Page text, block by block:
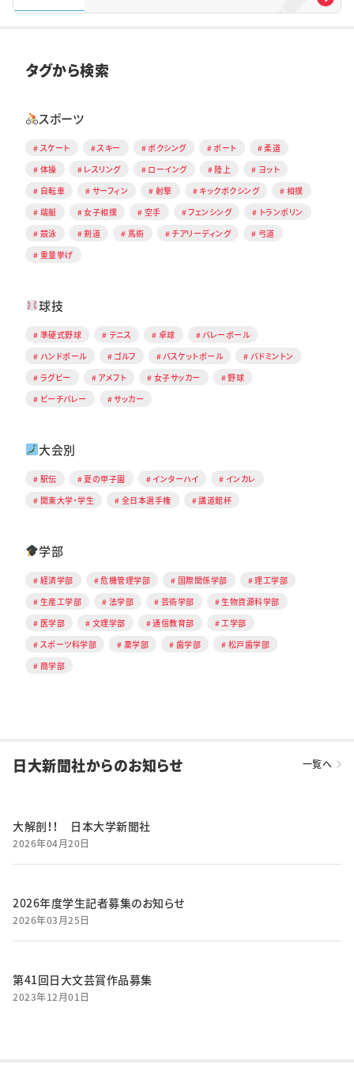
タグから検索
スポーツ
スケート スキー ボクシング ボート
柔道
体操
レスリング ローイング 陸上
ヨット
自転車
サーフィン 射撃 キックボクシング
相撲
端艇
女子相撲 空手 フェンシング
トランポリン
競泳
剣道 馬術 チアリーディング
弓道
重量挙げ
球技
準硬式野球 テニス 卓球
バレーボール
ハンドボール
ゴルフ バスケットボール
バドミントン
ラグビー
アメフト 女子サッカー
野球
ビーチバレー
サッカー
大会別
駅伝 夏の甲子園 インターハイ
インカレ
関東大学・学生
全日本選手権 講道館杯
学部
経済学部 危機管理学部 国際関係学部
理工学部
生産工学部
法学部 芸術学部
生物資源科学部
医学部
文理学部 通信教育部
工学部
スポーツ科学部
薬学部 歯学部
松戸歯学部
商学部
日大新聞社からのお知らせ 一覧へ
大解剖！！ 日本大学新聞社
2026年04月20日
2026年度学生記者募集のお知らせ
2026年03月25日
第41回日大文芸賞作品募集
2023年12月01日